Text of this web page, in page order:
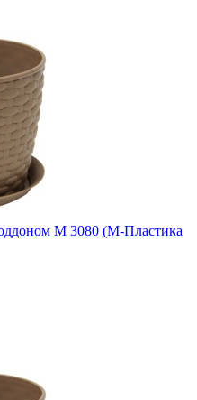
М 3080 (М-Пластика